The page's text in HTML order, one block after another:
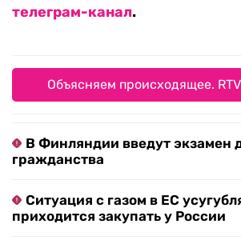
телеграм-канал.
Объясняем происходящее.
В Финляндии введут экзамен
гражданства
Ситуация с газом в ЕС
приходится закупать у России